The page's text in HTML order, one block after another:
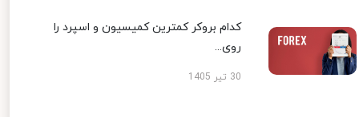
کدام بروکر کمترین کمیسیون و اسپرد را
روی...
30 تیر 1405